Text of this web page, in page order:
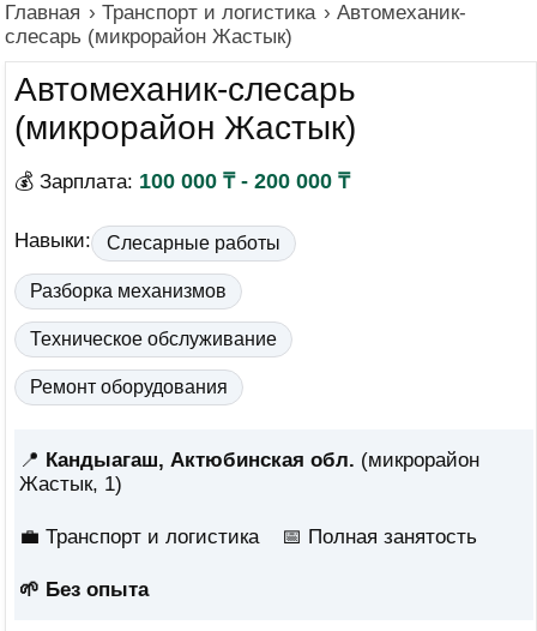
Главная › Транспорт и логистика › Автомеханик-
слесарь (микрорайон Жастык)
Автомеханик-слесарь
(микрорайон Жастык)
💰 Зарплата: 100 000 ₸ - 200 000 ₸
Навыки: Слесарные работы
Разборка механизмов
Техническое обслуживание
Ремонт оборудования
📍 Кандыагаш, Актюбинская обл. (микрорайон
Жастык, 1)
💼 Транспорт и логистика 📅 Полная занятость
🌱 Без опыта